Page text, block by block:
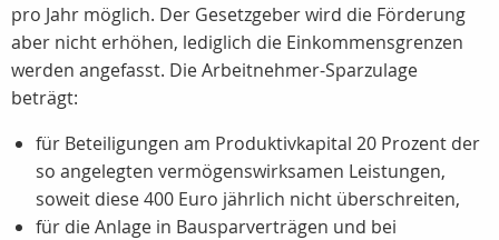
pro Jahr möglich. Der Gesetzgeber wird die Förderung
aber nicht erhöhen, lediglich die Einkommensgrenzen
werden angefasst. Die Arbeitnehmer-Sparzulage
beträgt:
für Beteiligungen am Produktivkapital 20 Prozent der
so angelegten vermögenswirksamen Leistungen,
soweit diese 400 Euro jährlich nicht überschreiten,
für die Anlage in Bausparverträgen und bei